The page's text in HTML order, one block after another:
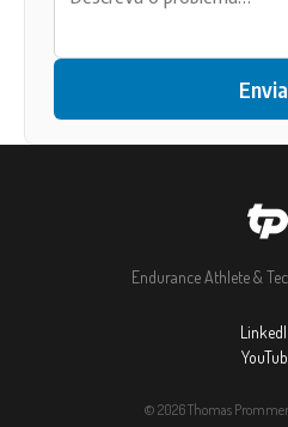
Endurance Athlete &
© 2026 Thomas